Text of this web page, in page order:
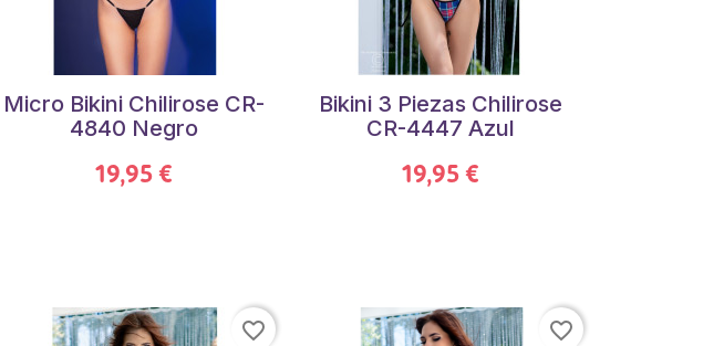
Micro Bikini Chilirose CR-
4840 Negro
19,95 €
Bikini 3 Piezas Chilirose
CR-4447 Azul
19,95 €
favorite_border favorite_border